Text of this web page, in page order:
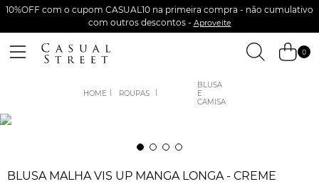
10%OFF com o cupom CASUAL10 na primeira compra - não cumulativo
com outros descontos - Aproveite
0
ROUPAS
BLUSA
E
CAMISA
BLUSA MALHA VIS UP MANGA LONGA - CREME